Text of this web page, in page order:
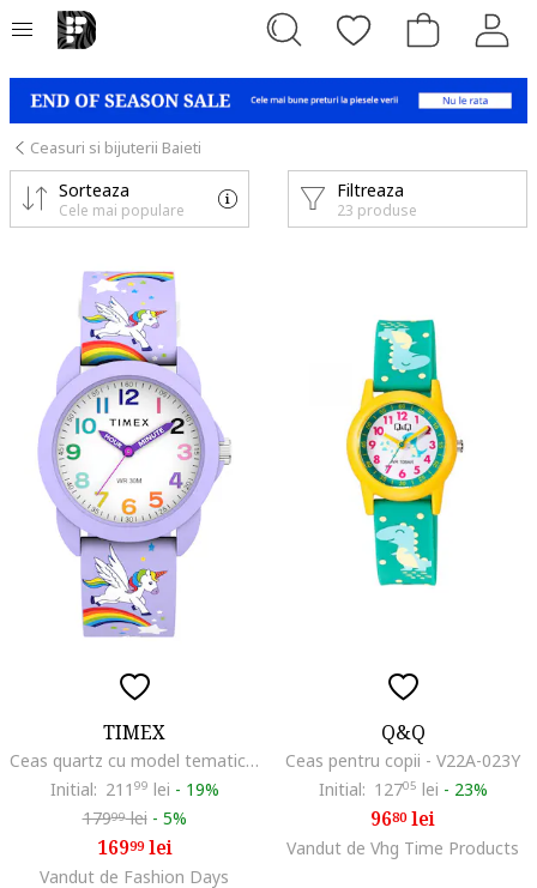
Ceasuri si bijuterii Baieti
Filtreaza
23 produse
Sorteaza
Cele mai populare
TIMEX
Ceas quartz cu model tematic Unicorn, Liliac/Alb arctic
Initial: 211 99 lei - 19%
17999lei - 5%
16999lei
Vandut de Fashion Days
Q&Q
Ceas pentru copii - V22A-023Y
Initial: 12705 lei - 23%
9680lei
Vandut de Vhg Time Products